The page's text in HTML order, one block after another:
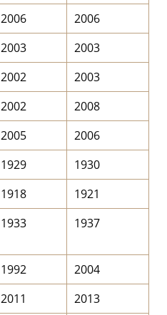
2006
2006
2003
2003
2002
2003
2002
2008
2005
2006
1929
1930
1918
1921
1933 1937
1992
2004
2011
2013